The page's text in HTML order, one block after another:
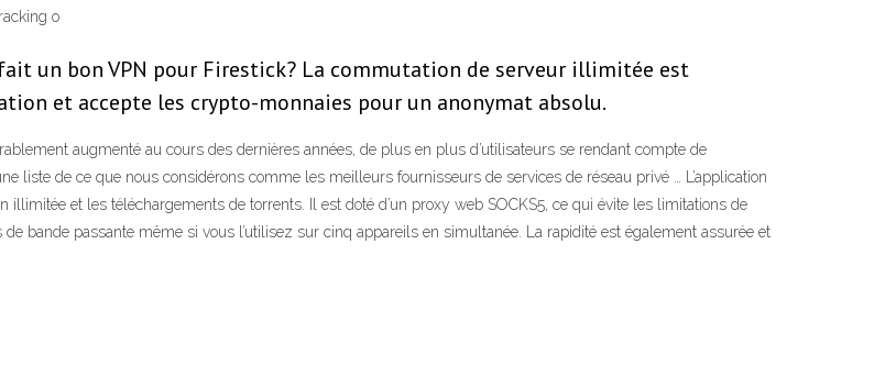
o
un bon VPN pour Firestick? La commutation de serveur illimitée est
et accepte les crypto-monnaies pour un anonymat absolu.
augmenté au cours des dernières années, de plus en plus d’utilisateurs se rendant compte de
liste de ce que nous considérons comme les meilleurs fournisseurs de services de réseau privé … L’application
illimitée et les téléchargements de torrents. Il est doté d’un proxy web SOCKS5, ce qui évite les limitations de
bande passante même si vous l’utilisez sur cinq appareils en simultanée. La rapidité est également assurée et